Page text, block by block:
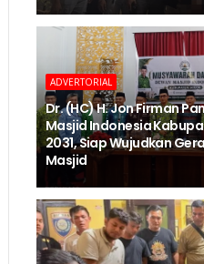
ADVERTORIAL
Dr. (HC) H. Jon Firman
Masjid Indonesia
2031, Siap Wujudkan
Masjid